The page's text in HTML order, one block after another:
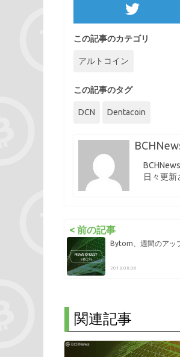
この記事のカテゴリ
アルトコイン
この記事のタグ
DCN Dentacoin
日々更新
< 前の記事
Bytom、週間のアッ
2018.08.06
関連記事